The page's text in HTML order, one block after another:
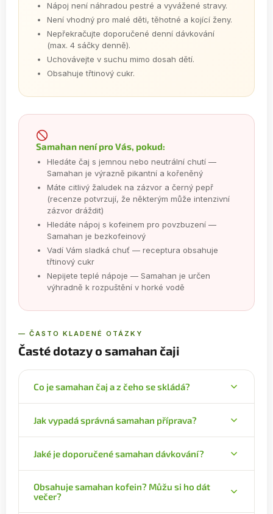
Nápoj není náhradou pestré a vyvážené stravy.
Není vhodný pro malé děti, těhotné a kojící ženy.
Nepřekračujte doporučené denní dávkování
(max. 4 sáčky denně).
Uchovávejte v suchu mimo dosah dětí.
Obsahuje třtinový cukr.
Samahan není pro Vás, pokud:
Hledáte čaj s jemnou nebo neutrální chutí —
Samahan je výrazně pikantní a kořeněný
Máte citlivý žaludek na zázvor a černý pepř
(recenze potvrzují, že některým může intenzivní
zázvor dráždit)
Hledáte nápoj s kofeinem pro povzbuzení —
Samahan je bezkofeinový
Vadí Vám sladká chuť — receptura obsahuje
třtinový cukr
Nepijete teplé nápoje — Samahan je určen
výhradně k rozpuštění v horké vodě
— ČASTO KLADENÉ OTÁZKY
Časté dotazy o samahan čaji
Co je samahan čaj a z čeho se skládá?
Lanky, vyrobený podle prastaré ájurvédské
receptury Peyava. Obsahuje 14 bylin a koření —
mezi nimi zázvor, koriandr, lékořici lysou, černý a
sladidlo. Výrobcem je společnost LINK Natural.
Jak vypadá správná samahan příprava?
horké vody — ideálně kolem 80 °C, ne vroucí
(vroucí voda zbytečně snižuje účinnost rostlinných
látek). Pokud je vám chuť příliš ostrá, můžete ředit
až 500 ml. Promíchejte, případně dosladěte
Jaké je doporučené samahan dávkování?
zvýšené intenzitě (chladné období, cestování, dny
Obsahuje samahan kofein? Můžu si ho dát
večer?